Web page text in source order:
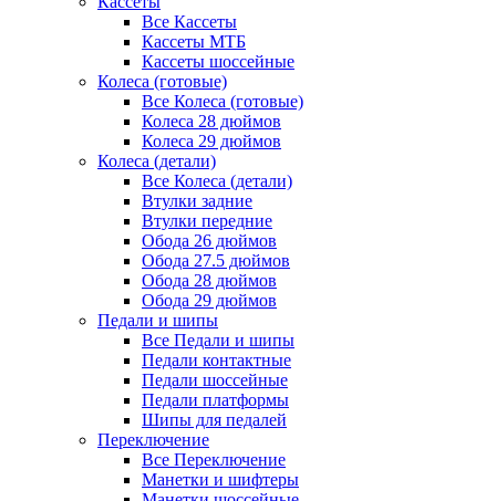
Все Кассеты
Кассеты МТБ
Кассеты шоссейные
Колеса (готовые)
Все Колеса (готовые)
Колеса 28 дюймов
Колеса 29 дюймов
Колеса (детали)
Все Колеса (детали)
Втулки задние
Втулки передние
Обода 26 дюймов
Обода 27.5 дюймов
Обода 28 дюймов
Обода 29 дюймов
Педали и шипы
Все Педали и шипы
Педали контактные
Педали шоссейные
Педали платформы
Шипы для педалей
Переключение
Все Переключение
Манетки и шифтеры